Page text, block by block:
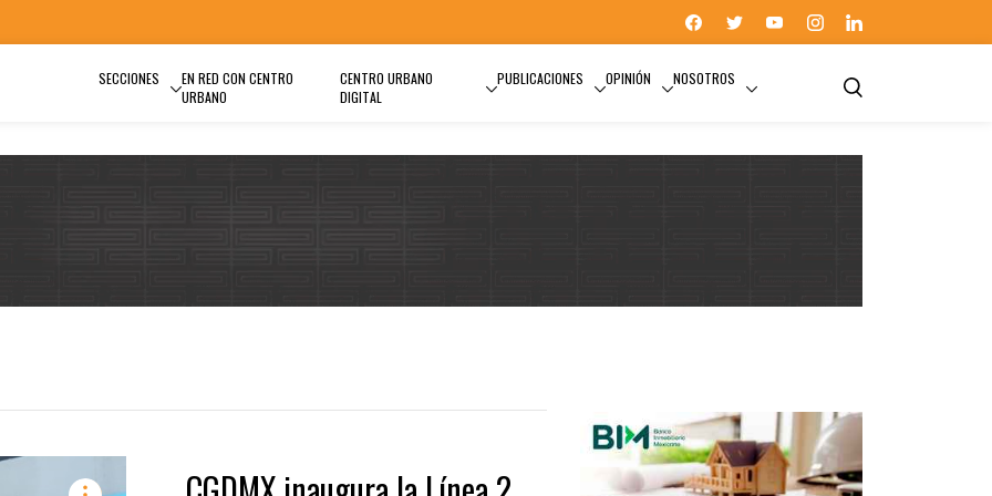
SECCIONES
EN RED CON CENTRO
URBANO
CENTRO URBANO
DIGITAL
PUBLICACIONES OPINIÓN NOSOTROS